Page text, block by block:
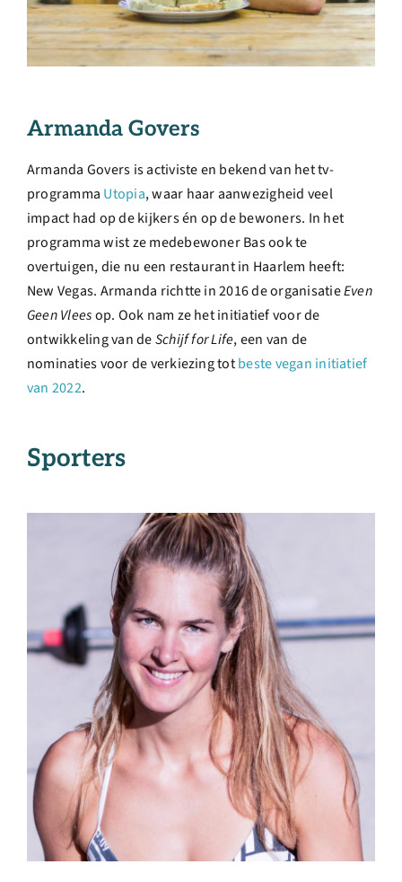
Armanda Govers
Armanda Govers is activiste en bekend van het tv-
programma Utopia, waar haar aanwezigheid veel
impact had op de kijkers én op de bewoners. In het
programma wist ze medebewoner Bas ook te
overtuigen, die nu een restaurant in Haarlem heeft:
New Vegas. Armanda richtte in 2016 de organisatieEven
Geen Vleesop. Ook nam ze het initiatief voor de
ontwikkeling van deSchijf for Life, een van de
nominaties voor de verkiezing totbeste vegan initiatief
van 2022.
Sporters